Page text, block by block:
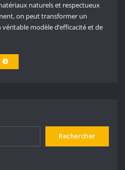
naturels et respectueux
on peut transformer un
modèle d’efficacité et de
Rechercher